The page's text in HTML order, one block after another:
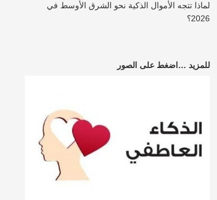
لماذا تتجه الأموال الذكية نحو الشرق الأوسط في
2026؟
للمزيد …اضغط على الصور